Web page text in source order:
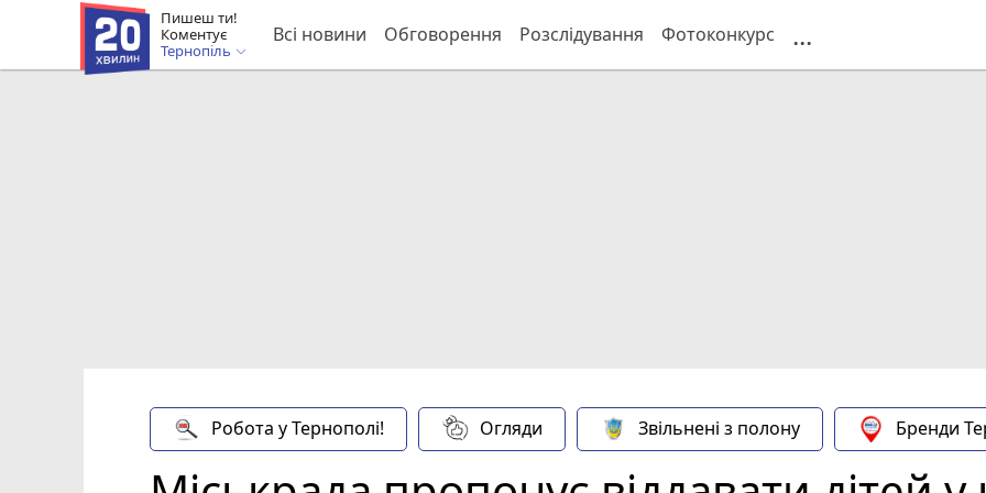
Пишеш ти!
Коментує
Тернопіль
Всі новини Обговорення Розслідування Фотоконкурс ...
Робота у Тернополі! Огляди Звільнені з полону Бренди